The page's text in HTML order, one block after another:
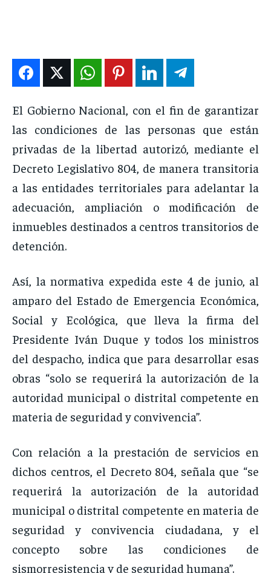
EN VIVO
NOSOTROS
INSTITUCIONAL
PUATE CON NOSOTROS
EN VIVO
NOSOTROS
INSTITUCIONAL
PUATE CON NOSOTROS
EN VIVO
NOSOTROS
INSTITUCIONAL
PUATE CON NOSOTROS
EN VIVO
NOSOTROS
INSTITUCIONAL
PUATE CON NOSOTROS
El Gobierno Nacional, con el fin de garantizar
las condiciones de las personas que están
privadas de la libertad autorizó, mediante el
Decreto Legislativo 804, de manera transitoria
a las entidades territoriales para adelantar la
adecuación, ampliación o modificación de
inmuebles destinados a centros transitorios de
detención.
Así, la normativa expedida este 4 de junio, al
amparo del Estado de Emergencia Económica,
Social y Ecológica, que lleva la firma del
Presidente Iván Duque y todos los ministros
del despacho, indica que para desarrollar esas
obras “solo se requerirá la autorización de la
autoridad municipal o distrital competente en
materia de seguridad y convivencia”.
Con relación a la prestación de servicios en
dichos centros, el Decreto 804, señala que “se
requerirá la autorización de la autoridad
municipal o distrital competente en materia de
seguridad y convivencia ciudadana, y el
concepto sobre las condiciones de
sismorresistencia y de seguridad humana”.